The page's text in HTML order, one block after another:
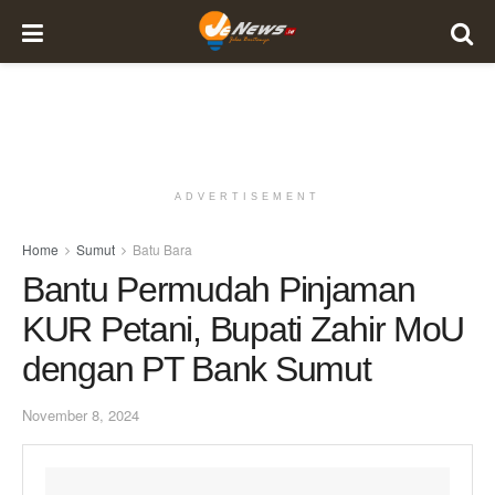
ADVERTISEMENT
Home Sumut Batu Bara
Bantu Permudah Pinjaman
KUR Petani, Bupati Zahir MoU
dengan PT Bank Sumut
November 8, 2024